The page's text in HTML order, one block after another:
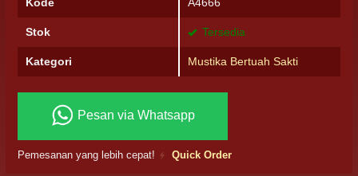
Stok Tersedia
Kategori Mustika Bertuah Sakti
Pesan via Whatsapp
Pemesanan yang lebih cepat! Quick Order